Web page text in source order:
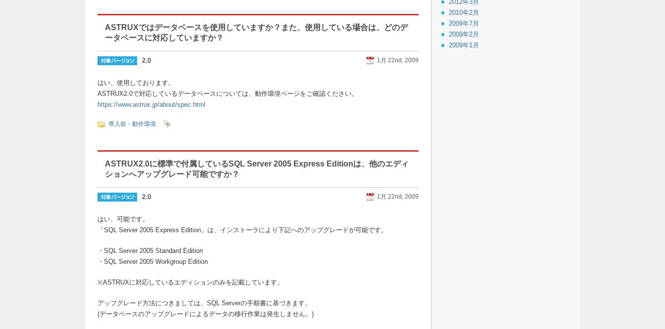
ASTRUXではデータベースを使用していますか？また、使用している場合は、どのデ
ータベースに対応していますか？
1月 22nd, 2009
2.0
はい、使用しております。
ASTRUX2.0で対応しているデータベースについては、動作環境ページをご確認ください。
https://www.astrux.jp/about/spec.html
導入前・動作環境
ASTRUX2.0に標準で付属しているSQL Server 2005 Express Editionは、他のエディ
ションへアップグレード可能ですか？
1月 22nd, 2009
2.0
はい、可能です。
「SQL Server 2005 Express Edition」は、インストーラにより下記へのアップグレードが可能です。
・SQL Server 2005 Standard Edition
・SQL Server 2005 Workgroup Edition
※ASTRUXに対応しているエディションのみを記載しています。
アップグレード方法につきましては、SQL Serverの手順書に基づきます。
(データベースのアップグレードによるデータの移行作業は発生しません。)
2012年3月
2010年2月
2009年7月
2009年2月
2009年1月